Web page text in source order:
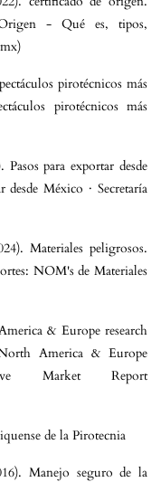
- Qué es, tipos,
pirotécnicos más
pirotécnicos más
para exportar desde
México · Secretaría
Materiales peligrosos.
NOM's de Materiales
& Europe research
America & Europe
Market Report
de la Pirotecnia
Manejo seguro de la